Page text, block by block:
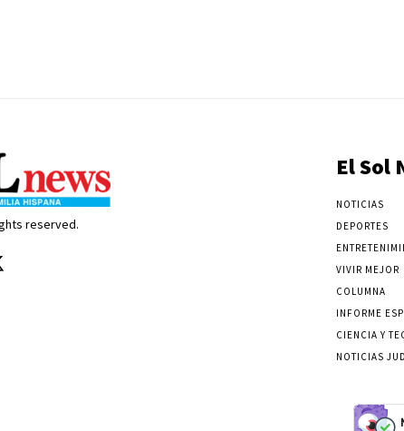
reserved.
El Sol
NOTICIAS
DEPORTES
VIVIR MEJOR
COLUMNA
INFORME
CIENCIA Y
NOTICIAS